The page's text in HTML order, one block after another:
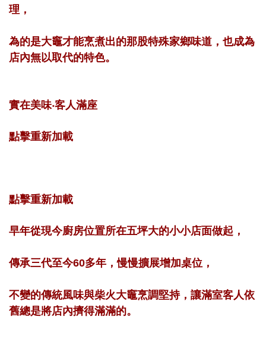
理，
為的是大竈才能烹煮出的那股特殊家鄉味道，也成為
店內無以取代的特色。
實在美味‧客人滿座
點擊重新加載
點擊重新加載
早年從現今廚房位置所在五坪大的小小店面做起，
傳承三代至今60多年，慢慢擴展增加桌位，
不變的傳統風味與柴火大竈烹調堅持，讓滿室客人依
舊總是將店內擠得滿滿的。